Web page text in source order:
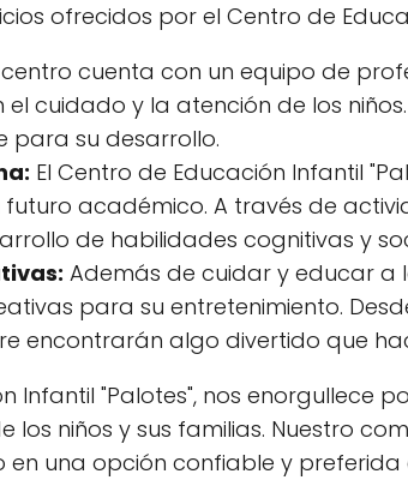
ofrecidos por el Centro de
centro cuenta con un equipo de
cuidado y la atención de los
para su desarrollo.
El Centro de Educación Infantil
académico. A través de
de habilidades cognitivas y
Además de cuidar y educar a
para su entretenimiento.
encontrarán algo divertido que
Infantil "Palotes", nos enorgullece
los niños y sus familias. Nuestro
en una opción confiable y